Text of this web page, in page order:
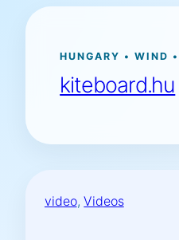
Ugrás
tartalomhozHUNGARY • WIND
kiteboard.hu
video, Videos